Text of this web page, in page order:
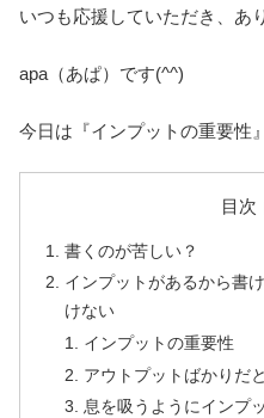
いつも応援していただき、あ
apa（あぱ）です(^^)
今日は『インプットの重要性
目次
書くのが苦しい？
インプットがあるから書
けない
インプットの重要性
アウトプットばかりだ
息を吸うようにインプ